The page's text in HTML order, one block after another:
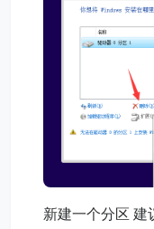
新建一个分区 建